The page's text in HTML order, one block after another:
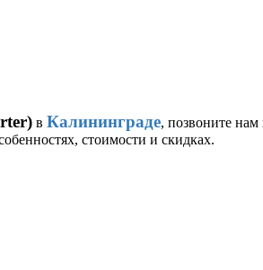
в Калининграде, позвоните нам
стоимости и скидках.